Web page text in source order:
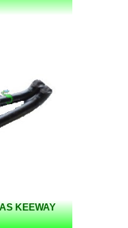
KEEWAY